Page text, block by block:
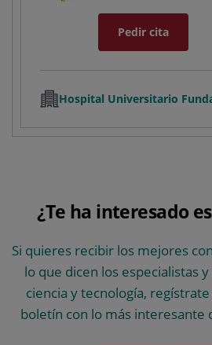
Pedir cita
Hospital Universitario
¿Te ha interesado
Si quieres recibir los mejores
lo que dicen los especialistas
ciencia y tecnología,
boletín con lo más interesante